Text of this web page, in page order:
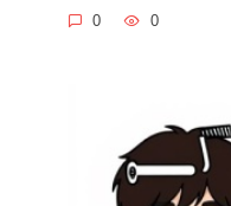
0 0